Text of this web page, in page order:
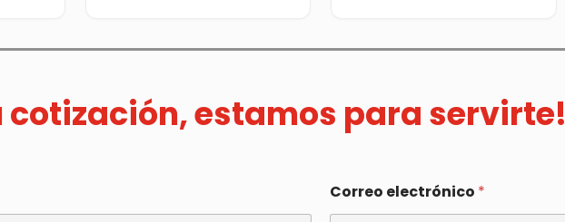
cotización, estamos para servirte!
Correo electrónico *